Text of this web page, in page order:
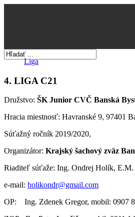
Liga
4. LIGA C21
Družstvo: ŠK Junior CVČ Banská
Hracia miestnosť: Havranské 9, 97401
Súťažný ročník 2019/2020,
Organizátor: Krajský šachový zväz
Riaditeľ súťaže: Ing. Ondrej Holík,
e-mail: holikondr@gmail.com
OP: Ing. Zdenek Gregor, mobil: 0907